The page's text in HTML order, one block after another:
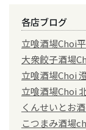
各店ブログ
立喰酒場Choi
大衆餃子酒場
立喰酒場Choi
立喰酒場Choi
くんせいとお
こつまみ酒場